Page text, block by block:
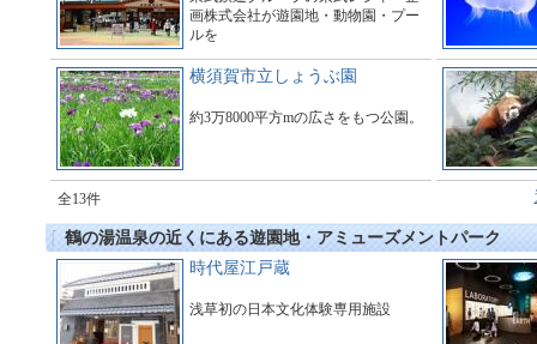
画株式会社が遊園地・動物園・プー
ルを
施設である。
横須賀市立しょうぶ園
約3万8000平方mの広さをもつ公園。
全13件
鶴の湯温泉の近くにある遊園地・アミューズメントパーク
時代屋江戸蔵
浅草初の日本文化体験専用施設